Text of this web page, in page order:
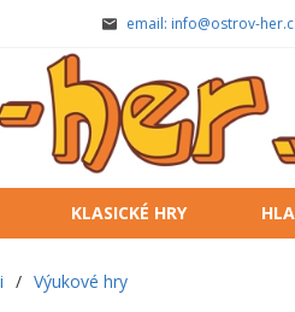
email: info@ostrov-
KLASICKÉ HRY
/ Výukové hry